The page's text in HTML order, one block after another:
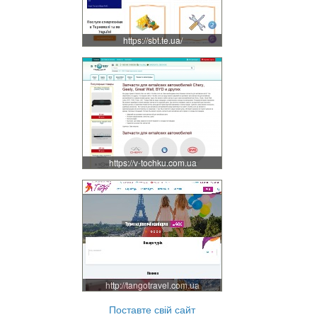
https://sbt.te.ua/
https://v-tochku.com.ua
http://tangotravel.com.ua
Поставте свій сайт